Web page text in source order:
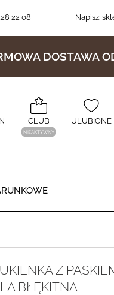
22 08 Napisz:
DOSTAWA
CLUB
NIEAKTYWNY
ULUBIONE
Z
BŁĘKITNA